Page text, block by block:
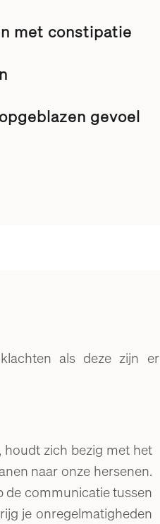
met constipatie
gevoel
als deze zijn er
houdt zich bezig met het
naar onze hersenen.
de communicatie tussen
je onregelmatigheden